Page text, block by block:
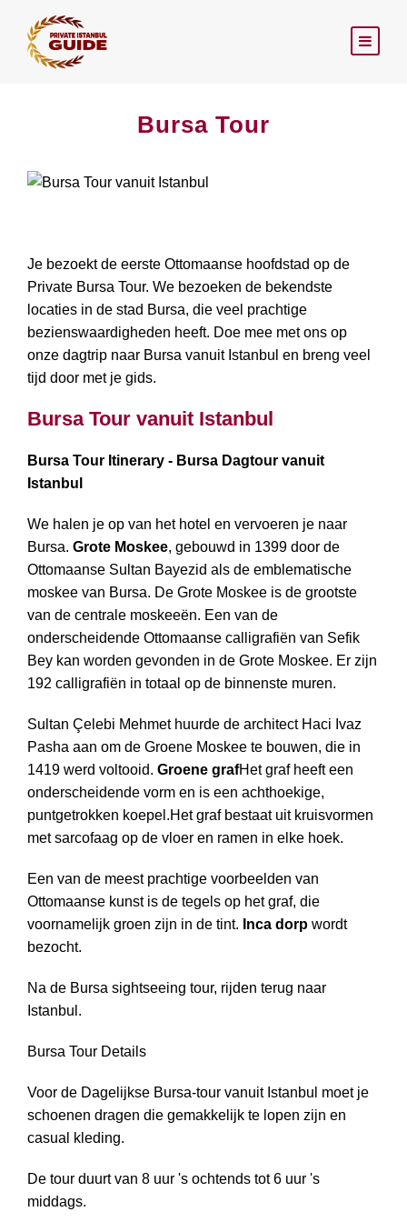
Bursa Tour
Je bezoekt de eerste Ottomaanse hoofdstad op de
Private Bursa Tour. We bezoeken de bekendste
locaties in de stad Bursa, die veel prachtige
bezienswaardigheden heeft. Doe mee met ons op
onze dagtrip naar Bursa vanuit Istanbul en breng veel
tijd door met je gids.
Bursa Tour vanuit Istanbul
Bursa Tour Itinerary - Bursa Dagtour vanuit
Istanbul
We halen je op van het hotel en vervoeren je naar
Bursa. Grote Moskee, gebouwd in 1399 door de
Ottomaanse Sultan Bayezid als de emblematische
moskee van Bursa. De Grote Moskee is de grootste
van de centrale moskeeën. Een van de
onderscheidende Ottomaanse calligrafiën van Sefik
Bey kan worden gevonden in de Grote Moskee. Er zijn
192 calligrafiën in totaal op de binnenste muren.
Sultan Çelebi Mehmet huurde de architect Haci Ivaz
Pasha aan om de Groene Moskee te bouwen, die in
1419 werd voltooid. Groene grafHet graf heeft een
onderscheidende vorm en is een achthoekige,
puntgetrokken koepel.Het graf bestaat uit kruisvormen
met sarcofaag op de vloer en ramen in elke hoek.
Een van de meest prachtige voorbeelden van
Ottomaanse kunst is de tegels op het graf, die
voornamelijk groen zijn in de tint. Inca dorp wordt
bezocht.
Na de Bursa sightseeing tour, rijden terug naar
Istanbul.
Bursa Tour Details
Voor de Dagelijkse Bursa-tour vanuit Istanbul moet je
schoenen dragen die gemakkelijk te lopen zijn en
casual kleding.
De tour duurt van 8 uur 's ochtends tot 6 uur 's
middags.